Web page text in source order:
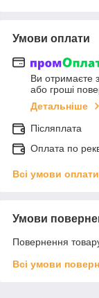
Умови оплати
Ви отримаєте
або гроші
Детальніше
Післяплата
Оплата по
Всі умови оплати
Умови
Повернення
Всі умови